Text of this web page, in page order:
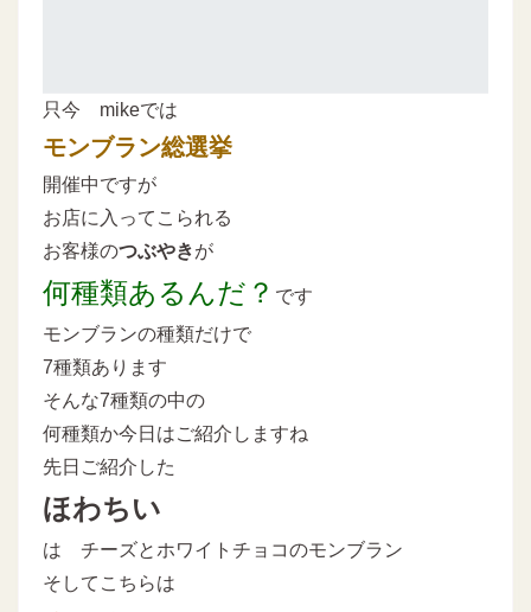
只今 mikeでは
モンブラン総選挙
開催中ですが
お店に入ってこられる
お客様のつぶやきが
何種類あるんだ？ です
モンブランの種類だけで
7種類あります
そんな7種類の中の
何種類か今日はご紹介しますね
先日ご紹介した
ほわちい
は チーズとホワイトチョコのモンブラン
そしてこちらは